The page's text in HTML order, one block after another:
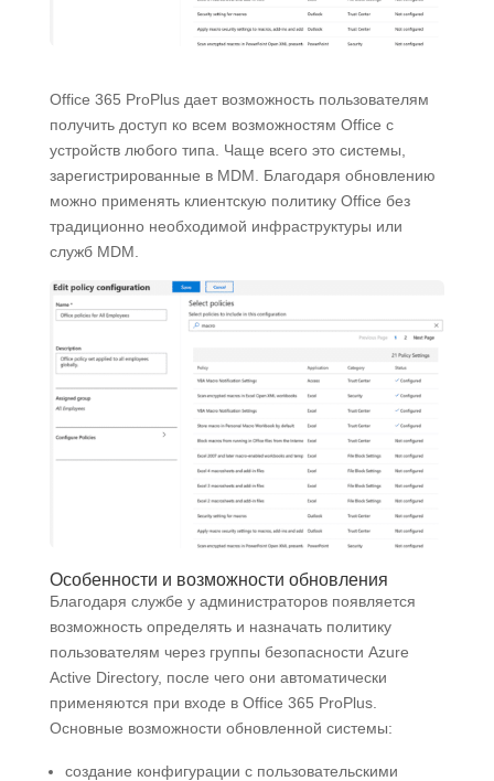
Office 365 ProPlus дает возможность пользователям
получить доступ ко всем возможностям Office с
устройств любого типа. Чаще всего это системы,
зарегистрированные в MDM. Благодаря обновлению
можно применять клиентскую политику Office без
традиционно необходимой инфраструктуры или
служб MDM.
Особенности и возможности обновления
Благодаря службе у администраторов появляется
возможность определять и назначать политику
пользователям через группы безопасности Azure
Active Directory, после чего они автоматически
применяются при входе в Office 365 ProPlus.
Основные возможности обновленной системы:
создание конфигурации с пользовательскими